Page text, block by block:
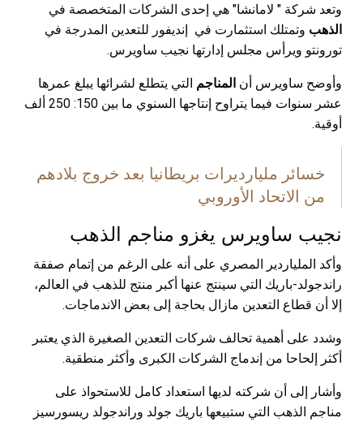
وتعد شركة " لامانشا" هي إحدى الشركات المتخصصة في
الذهب وتمتلك استثمارت في إنديفور للتعدين المدرجة في
تورونتو ويرأس مجلس إدارتها نجيب ساويرس.
وأوضح ساويرس أن المناجم التي يتطلع لشرائها يبلغ عمرها
عشر سنوات فيما يتراوح إنتاجها السنوي ما بين 150: 250 ألف
أوقية.
خسائر مليارديرات بريطانيا بعد خروج بلادهم
من الاتحاد الأوروبي
نجيب ساويرس يغزو مناجم الذهب
وأكد الملياردير المصري على أنه على الرغم من إتمام صفقة
راندجولد-باريك التي سينتج عنها أكبر منتج للذهب في العالم،
إلا أن قطاع التعدين مازال بحاجة إلى بعض الاندماجات.
وشدد على أهمية تحالف شركات التعدين الصغيرة الذي يعتبر
أكثر إلحاحا من إندماج الشركات الكبرى وأكثر منطقية.
وأشار إلى أن شركته لديها استعداد كامل للاستحواذ على
مناجم الذهب التي ستبيعها باريك جولد وراندجولد ريسورسيز